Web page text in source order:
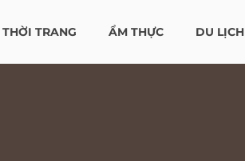
THỜI TRANG ẨM THỰC DU LỊCH